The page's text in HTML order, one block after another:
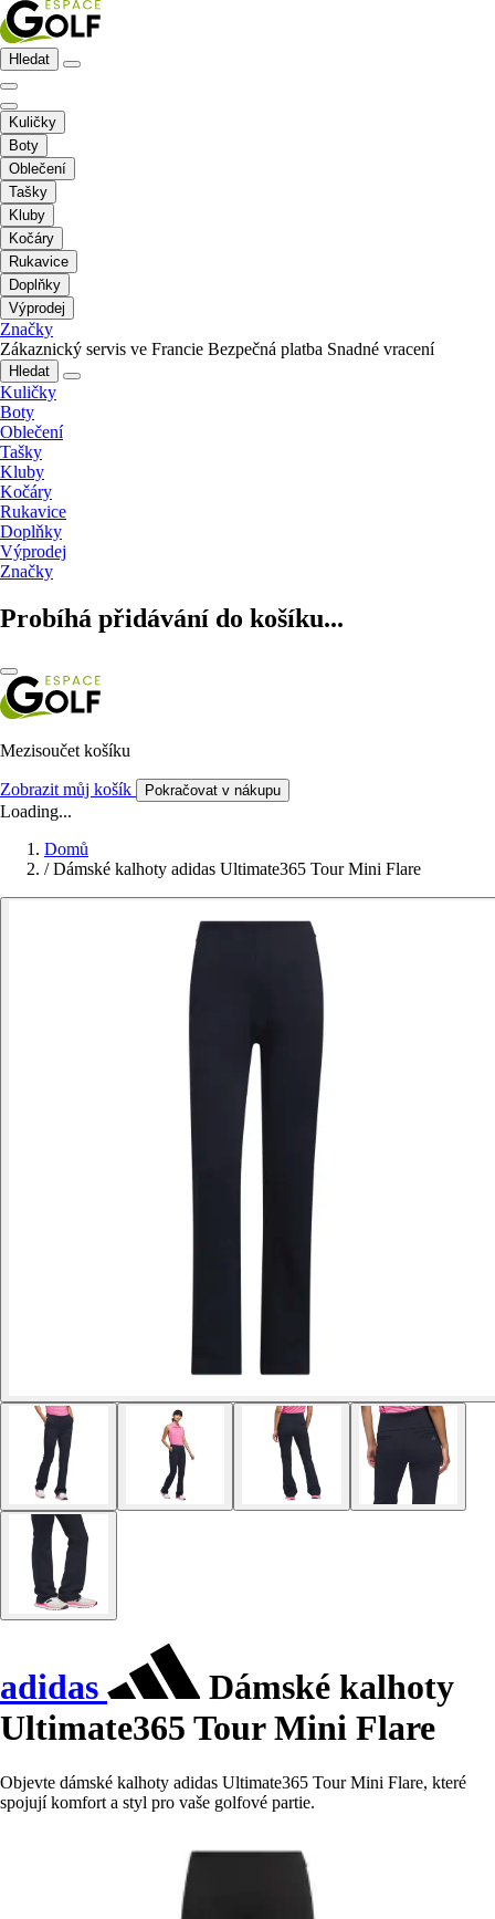
Hledat
Kuličky
Boty
Oblečení
Tašky
Kluby
Kočáry
Rukavice
Doplňky
Výprodej
Značky
Zákaznický servis ve Francie Bezpečná platba Snadné vracení
Hledat
Kuličky
Boty
Oblečení
Tašky
Kluby
Kočáry
Rukavice
Doplňky
Výprodej
Značky
Probíhá přidávání do košíku...
Mezisoučet košíku
Zobrazit můj košík Pokračovat v nákupu
Loading...
Domů
/ Dámské kalhoty adidas Ultimate365 Tour Mini Flare
adidas
Dámské kalhoty
Ultimate365 Tour Mini Flare
Objevte dámské kalhoty adidas Ultimate365 Tour Mini Flare, které
spojují komfort a styl pro vaše golfové partie.